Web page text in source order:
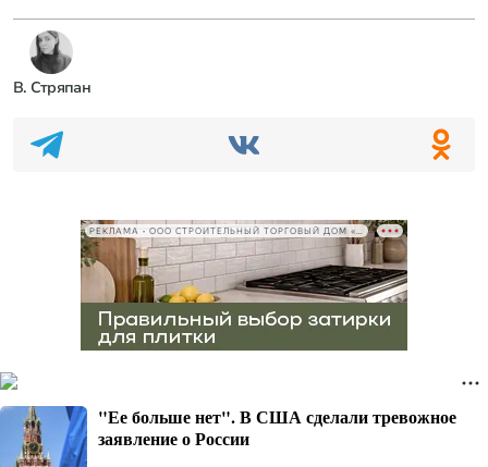
В. Стряпан
"Ее больше нет". В США сделали тревожное
заявление о России